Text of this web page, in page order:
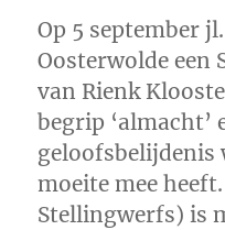
Op 5 september
Oosterwolde een
van Rienk
begrip ‘almacht’
geloofsbelijdenis
moeite mee
Stellingwerfs) is